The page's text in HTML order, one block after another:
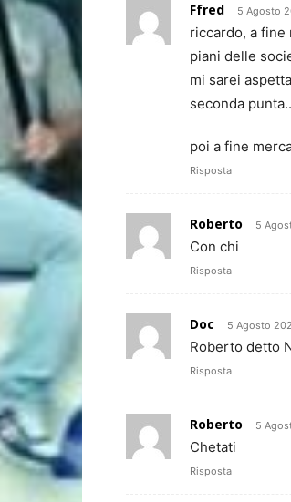
Ffred 5 Agosto
riccardo, a
piani delle
mi sarei
seconda punta..
poi a fine
Risposta
Roberto 5
Con chi
Risposta
Doc 5 Agosto
Roberto detto
Risposta
Roberto 5
Chetati
Risposta